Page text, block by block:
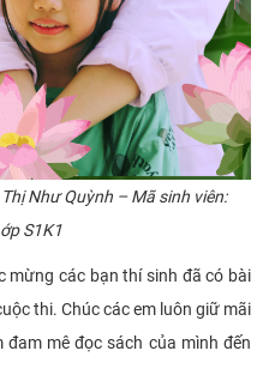
Như Quỳnh – Mã sinh viên:
S1K1
mừng các bạn thí sinh đã có bài
thi. Chúc các em luôn giữ mãi
mê đọc sách của mình đến